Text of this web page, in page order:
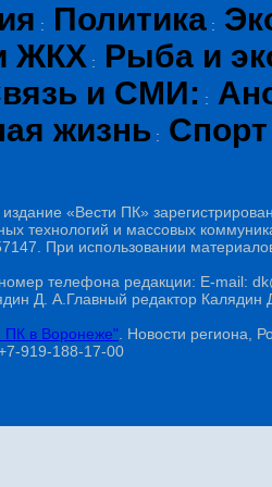
: Политика :
ЖКХ :
Рыба и
и СМИ: :
жизнь : Спорт
«Вести ПК»
технологий и массовых
При использовании
телефона редакции: E-mail:
Д. А.Главный редактор
ПК в Воронеже" . Новости региона,
919-188-17-00